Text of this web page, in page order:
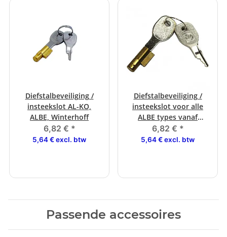
Diefstalbeveiliging /
insteekslot AL-KO,
ALBE, Winterhoff
6,82 € *
5,64 € excl. btw
Diefstalbeveiliging /
insteekslot voor alle
ALBE types vanaf
12/1999
6,82 € *
5,64 € excl. btw
Passende accessoires